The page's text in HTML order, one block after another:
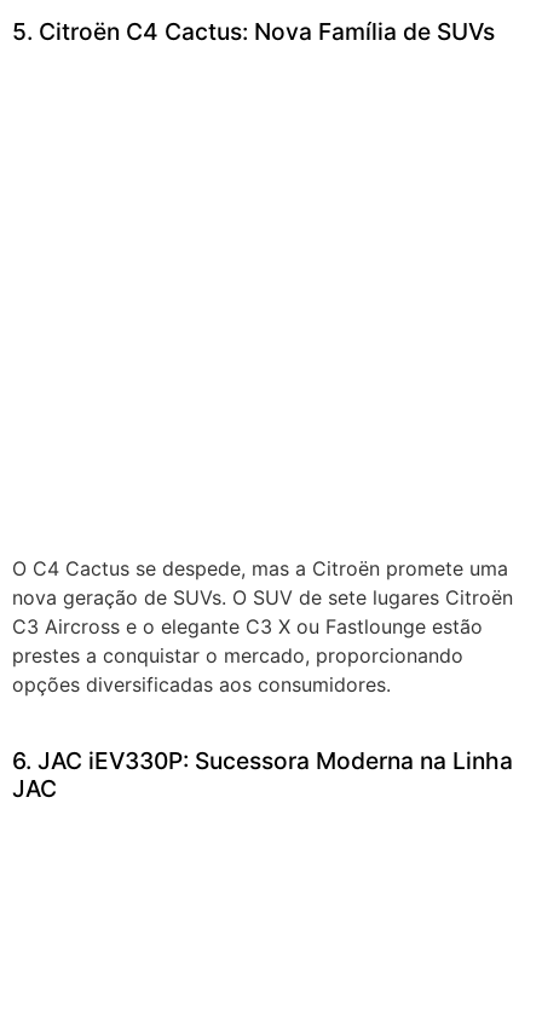
5. Citroën C4 Cactus: Nova Família de SUVs
O C4 Cactus se despede, mas a Citroën promete uma
nova geração de SUVs. O SUV de sete lugares Citroën
C3 Aircross e o elegante C3 X ou Fastlounge estão
prestes a conquistar o mercado, proporcionando
opções diversificadas aos consumidores.
6. JAC iEV330P: Sucessora Moderna na Linha
JAC